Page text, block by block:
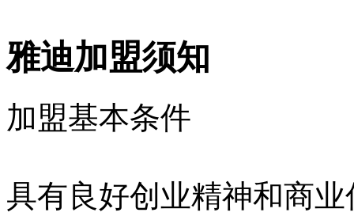
雅迪加盟须知
加盟基本条件
具有良好创业精神和商